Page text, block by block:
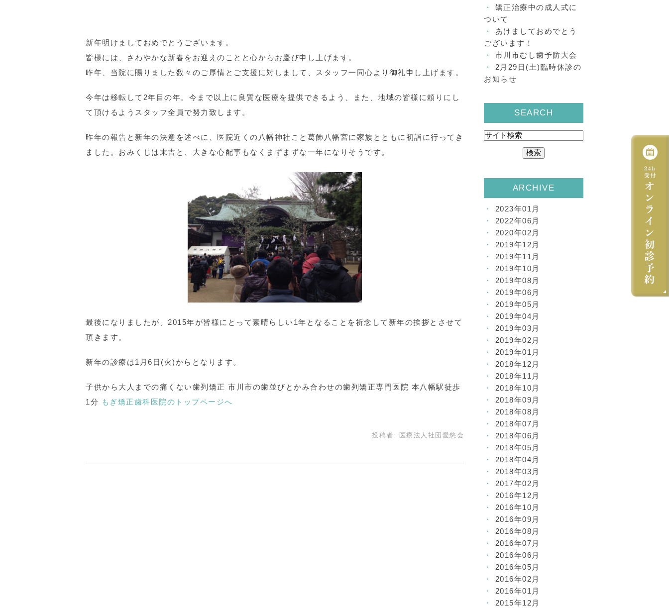
新年明けましておめでとうございます。
皆様には、さわやかな新春をお迎えのことと心からお慶び申し上げます。
昨年、当院に賜りました数々のご厚情とご支援に対しまして、スタッフ一同心より御礼申し上げます。
今年は移転して2年目の年。今まで以上に良質な医療を提供できるよう、また、地域の皆様に頼りにし
て頂けるようスタッフ全員で努力致します。
昨年の報告と新年の決意を述べに、医院近くの八幡神社こと葛飾八幡宮に家族とともに初詣に行ってき
ました。おみくじは末吉と、大きな心配事もなくまずまずな一年になりそうです。
最後になりましたが、2015年が皆様にとって素晴らしい1年となることを祈念して新年の挨拶とさせて
頂きます。
新年の診療は1月6日(火)からとなります。
子供から大人までの痛くない歯列矯正 市川市の歯並びとかみ合わせの歯列矯正専門医院 本八幡駅徒歩
1分
もぎ矯正歯科医院のトップページへ
投稿者: 医療法人社団愛悠会
矯正治療中の成人式に
ついて
あけましておめでとう
ございます！
市川市むし歯予防大会
2月29日(土)臨時休診の
お知らせ
SEARCH
ARCHIVE
2023年01月
2022年06月
2020年02月
2019年12月
2019年11月
2019年10月
2019年08月
2019年06月
2019年05月
2019年04月
2019年03月
2019年02月
2019年01月
2018年12月
2018年11月
2018年10月
2018年09月
2018年08月
2018年07月
2018年06月
2018年05月
2018年04月
2018年03月
2017年02月
2016年12月
2016年10月
2016年09月
2016年08月
2016年07月
2016年06月
2016年05月
2016年02月
2016年01月
2015年12月